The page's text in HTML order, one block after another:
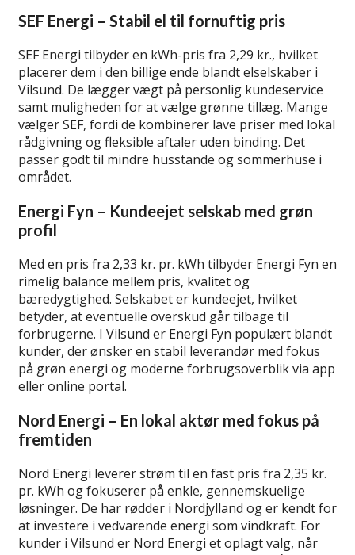
SEF Energi – Stabil el til fornuftig pris
SEF Energi tilbyder en kWh-pris fra 2,29 kr., hvilket
placerer dem i den billige ende blandt elselskaber i
Vilsund. De lægger vægt på personlig kundeservice
samt muligheden for at vælge grønne tillæg. Mange
vælger SEF, fordi de kombinerer lave priser med lokal
rådgivning og fleksible aftaler uden binding. Det
passer godt til mindre husstande og sommerhuse i
området.
Energi Fyn – Kundeejet selskab med grøn
profil
Med en pris fra 2,33 kr. pr. kWh tilbyder Energi Fyn en
rimelig balance mellem pris, kvalitet og
bæredygtighed. Selskabet er kundeejet, hvilket
betyder, at eventuelle overskud går tilbage til
forbrugerne. I Vilsund er Energi Fyn populært blandt
kunder, der ønsker en stabil leverandør med fokus
på grøn energi og moderne forbrugsoverblik via app
eller online portal.
Nord Energi – En lokal aktør med fokus på
fremtiden
Nord Energi leverer strøm til en fast pris fra 2,35 kr.
pr. kWh og fokuserer på enkle, gennemskuelige
løsninger. De har rødder i Nordjylland og er kendt for
at investere i vedvarende energi som vindkraft. For
kunder i Vilsund er Nord Energi et oplagt valg, når